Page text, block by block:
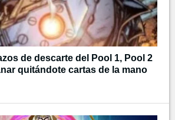
de descarte del Pool 1, Pool 2
quitándote cartas de la mano